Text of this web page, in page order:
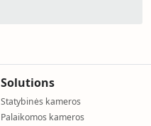
Solutions
Statybinės kameros
Palaikomos kameros